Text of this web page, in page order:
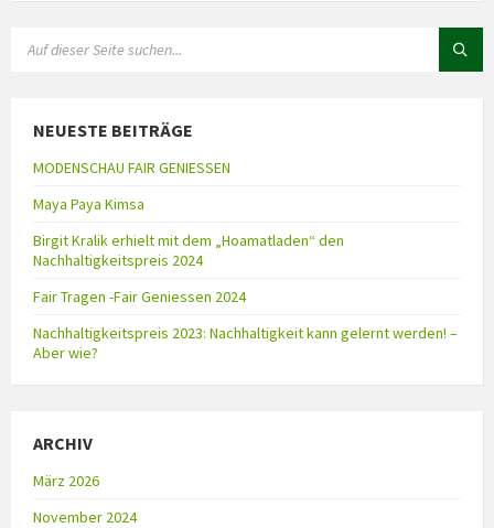
NEUESTE BEITRÄGE
MODENSCHAU FAIR GENIESSEN
Maya Paya Kimsa
Birgit Kralik erhielt mit dem „Hoamatladen“ den
Nachhaltigkeitspreis 2024
Fair Tragen -Fair Geniessen 2024
Nachhaltigkeitspreis 2023: Nachhaltigkeit kann gelernt werden! –
Aber wie?
ARCHIV
März 2026
November 2024